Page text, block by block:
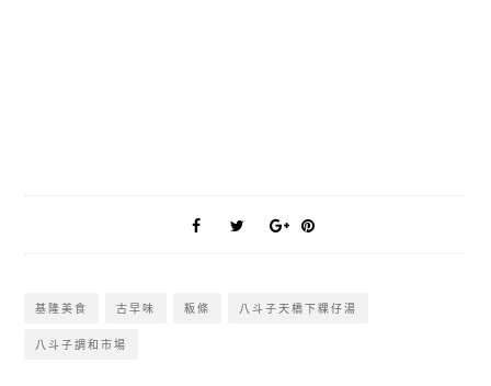
基隆美食 古早味 粄條 八斗子天橋下粿仔湯
八斗子調和市場